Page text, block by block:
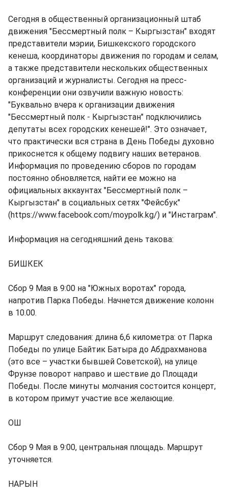
Сегодня в общественный организационный штаб
движения "Бессмертный полк – Кыргызстан" входят
представители мэрии, Бишкекского городского
кенеша, координаторы движения по городам и селам,
а также представители нескольких общественных
организаций и журналисты. Сегодня на пресс-
конференции они озвучили важную новость:
"Буквально вчера к организации движения
"Бессмертный полк - Кыргызстан" подключились
депутаты всех городских кенешей!". Это означает,
что практически вся страна в День Победы духовно
прикоснется к общему подвигу наших ветеранов.
Информация по проведению сборов по городам
постоянно обновляется, найти ее можно на
официальных аккаунтах "Бессмертный полк –
Кыргызстан" в социальных сетях "Фейсбук"
(https://www.facebook.com/moypolk.kg/) и "Инстаграм".
Информация на сегодняшний день такова:
БИШКЕК
Сбор 9 Мая в 9:00 на "Южных воротах" города,
напротив Парка Победы. Начнется движение колонн
в 10.00.
Маршрут следования: длина 6,6 километра: от Парка
Победы по улице Байтик Батыра до Абдрахманова
(это все – участки бывшей Советской), на улице
Фрунзе поворот направо и шествие до Площади
Победы. После минуты молчания состоится концерт,
в котором примут участие все желающие.
ОШ
Сбор 9 Мая в 9:00, центральная площадь. Маршрут
уточняется.
НАРЫН